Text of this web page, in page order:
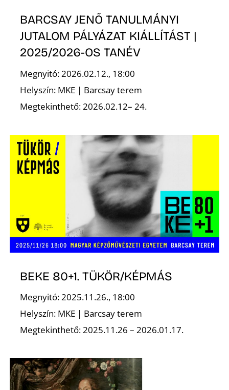
BARCSAY JENŐ TANULMÁNYI
JUTALOM PÁLYÁZAT KIÁLLÍTÁST |
2025/2026-OS TANÉV
Megnyitó: 2026.02.12., 18:00
Helyszín: MKE | Barcsay terem
Megtekinthető: 2026.02.12– 24.
BEKE 80+1. TÜKÖR/KÉPMÁS
Megnyitó: 2025.11.26., 18:00
Helyszín: MKE | Barcsay terem
Megtekinthető: 2025.11.26 – 2026.01.17.